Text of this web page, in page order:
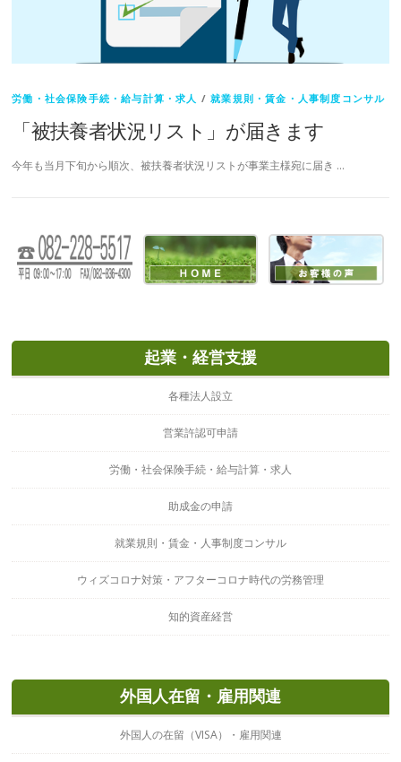
労働・社会保険手続・給与計算・求人 /就業規則・賃金・人事制度コンサル
「被扶養者状況リスト」が届きます
今年も当月下旬から順次、被扶養者状況リストが事業主様宛に届き …
起業・経営支援
各種法人設立
営業許認可申請
労働・社会保険手続・給与計算・求人
助成金の申請
就業規則・賃金・人事制度コンサル
ウィズコロナ対策・アフターコロナ時代の労務管理
知的資産経営
外国人在留・雇用関連
外国人の在留（VISA）・雇用関連